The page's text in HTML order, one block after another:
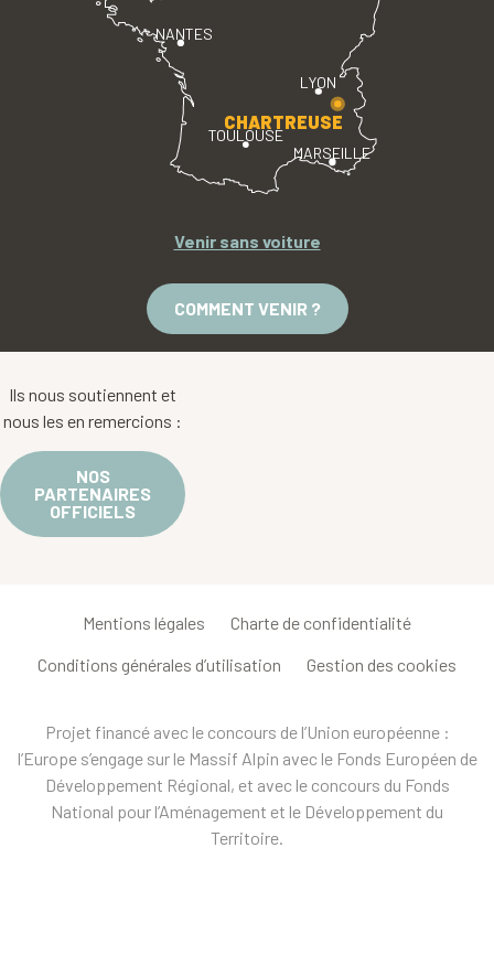
LYON
TOULOUSE
MARSEILLE
NANTES
CHARTREUSE
Venir sans voiture
COMMENT VENIR ?
Ils nous soutiennent et
nous les en remercions :
NOS
PARTENAIRES
OFFICIELS
Mentions légales Charte de confidentialité
Conditions générales d’utilisation Gestion des cookies
Projet financé avec le concours de l’Union européenne :
l’Europe s’engage sur le Massif Alpin avec le Fonds Européen de
Développement Régional, et avec le concours du Fonds
National pour l’Aménagement et le Développement du
Territoire.